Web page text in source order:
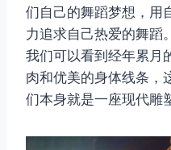
们自己的舞蹈梦想，用
力追求自己热爱的舞蹈
我们可以看到经年累月
肉和优美的身体线条，
们本身就是一座现代雕